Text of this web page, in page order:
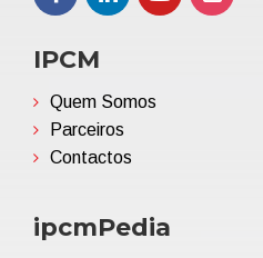
IPCM
Quem Somos
Parceiros
Contactos
ipcmPedia